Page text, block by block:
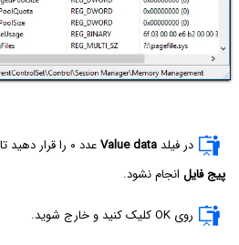
در فیلد Value dataعدد ۰ را قرار دهید تا حین خاموش کردن، پاکسازی
پیج فایل انجام نشود.
روی OK کلیک کنید و خارج شوید.